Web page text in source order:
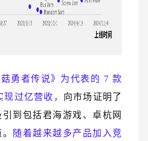
勇者传说》为代表的 7 款
过亿营收， 向市场证明了
到包括君海游戏、卓杭网
随着越来越多产品加入竞